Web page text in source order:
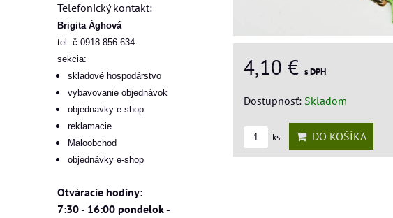
4,10 € s DPH
Dostupnosť: Skladom
ks DO KOŠÍKA
Telefonický kontakt:
Brigita Ághová
tel. č:0918 856 634
sekcia:
skladové hospodárstvo
vybavovanie objednávok
objednavky e-shop
reklamacie
Maloobchod
objednávky e-shop
Otváracie hodiny:
7:30 - 16:00 pondelok -